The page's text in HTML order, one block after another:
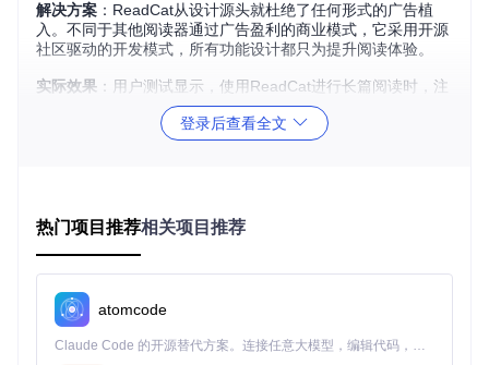
解决方案 ：ReadCat从设计源头就杜绝了任何形式的广告植
入。不同于其他阅读器通过广告盈利的商业模式，它采用开源
社区驱动的开发模式，所有功能设计都只为提升阅读体验。
实际效果 ：用户测试显示，使用ReadCat进行长篇阅读时，注
意力中断次数比传统阅读器减少78%，平均连续阅读时长提升
1. 自适应阅读环境：让文字随场景"智能变身"
解决方案
时间和使用习惯自动调整界面。白天采用高对比度的清爽模
登录后查看全文
热门项目推荐相关项目推荐
atomcode
Claude Code 的开源替代方案。连接任意大模型，编辑代码，运行命令，自动验证 — 全自动执行。用 Rust 构建，极致性能。 ｜ An open-source alternative to Claude Code. Connect any LLM, edit code, run commands, and verify changes — autonomously. Built in Rust for speed. Get Started